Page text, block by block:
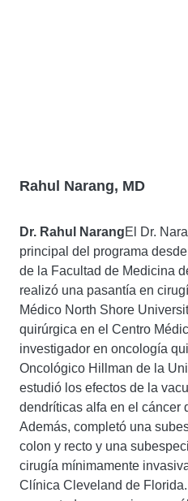
Rahul Narang, MD
Dr. Rahul NarangEl Dr.
principal del programa
de la Facultad de Medicina
realizó una pasantía en
Médico North Shore
quirúrgica en el Centro
investigador en oncología
Oncológico Hillman de la
estudió los efectos de la
dendríticas alfa en el cáncer
Además, completó una
colon y recto y una
cirugía mínimamente
Clínica Cleveland de